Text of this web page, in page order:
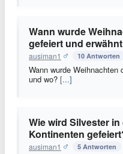
Wann wurde
gefeiert und
ausiman1 10 Antworten
Wann wurde
und wo? [...]
Wie wird Silvester
Kontinenten
ausiman1 5 Antworten